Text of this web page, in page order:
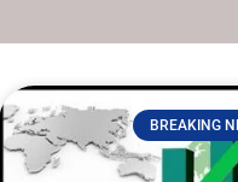
BREAKING